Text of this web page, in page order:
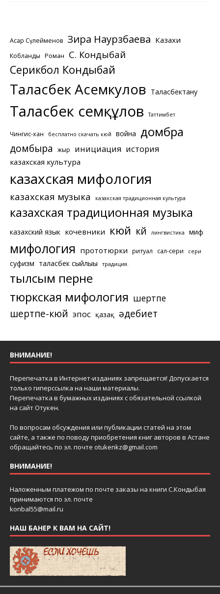
Асқар Сүлейменов Зира Наурзбаева Казахи
Кобланды Роман С. Кондыбай
Серикбол Кондыбай
Таласбек Асемкулов Таласбектану
Таласбек Әсемқұлов Таттимбет
Чингис-хан бесплатно скачать кюй война домбра
домбыра жыр инициация история
казахская культура
казахская мифология
казахская музыка казахская традиционная культура
казахская традиционная музыка
казахский язык кочевники кюй күй лингвистика миф
мифология прототюрки ритуал сал-сери сери
суфизм таласбек сыйлығы традиция.
тылсым перне
тюркская мифология шертпе
шертпе-кюй эпос қазақ әдебиет
ВНИМАНИЕ!
Перепечатка в Интернет-изданиях запрещается! Допускается
только гиперссылка на наши материалы.
Перепечатка в бумажных изданиях с обязательной ссылкой
на сайт Отукен.
По вопросам обсуждения или публикации статей на этом
сайте, а также по поводу приобретения книг авторов в Астане
обращайтесь по эл. почте otukenkz@gmail.com
ВНИМАНИЕ!
Наложенным платежом по почте заказы на книги С.Кондыбая
принимаются по эл. почте
konbal55@mail.ru
НАШ БАНЕР К ВАМ НА САЙТ!